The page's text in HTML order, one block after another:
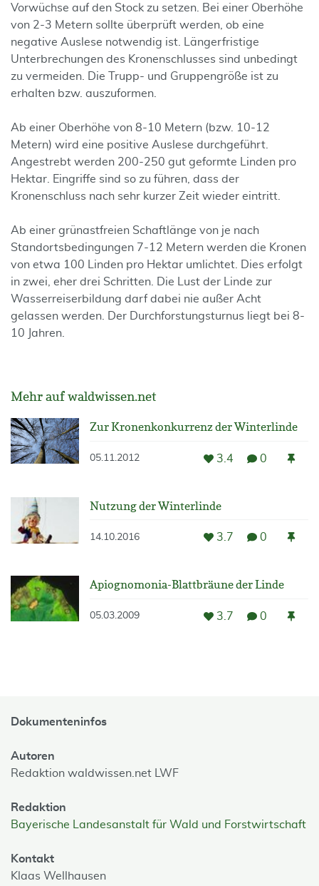
Vorwüchse auf den Stock zu setzen. Bei einer Oberhöhe
von 2-3 Metern sollte überprüft werden, ob eine
negative Auslese notwendig ist. Längerfristige
Unterbrechungen des Kronenschlusses sind unbedingt
zu vermeiden. Die Trupp- und Gruppengröße ist zu
erhalten bzw. auszuformen.
Ab einer Oberhöhe von 8-10 Metern (bzw. 10-12
Metern) wird eine positive Auslese durchgeführt.
Angestrebt werden 200-250 gut geformte Linden pro
Hektar. Eingriffe sind so zu führen, dass der
Kronenschluss nach sehr kurzer Zeit wieder eintritt.
Ab einer grünastfreien Schaftlänge von je nach
Standortsbedingungen 7-12 Metern werden die Kronen
von etwa 100 Linden pro Hektar umlichtet. Dies erfolgt
in zwei, eher drei Schritten. Die Lust der Linde zur
Wasserreiserbildung darf dabei nie außer Acht
gelassen werden. Der Durchforstungsturnus liegt bei 8-
10 Jahren.
Mehr auf waldwissen.net
Zur Kronenkonkurrenz der Winterlinde
05.11.2012 3.4 0
Nutzung der Winterlinde
14.10.2016 3.7 0
Apiognomonia-Blattbräune der Linde
05.03.2009 3.7 0
Dokumenteninfos
Autoren
Redaktion waldwissen.net LWF
Redaktion
Bayerische Landesanstalt für Wald und Forstwirtschaft
Kontakt
Klaas Wellhausen